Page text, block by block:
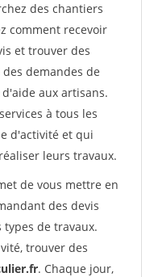
des chantiers
comment recevoir
et trouver des
demandes de
aux artisans.
à tous les
d'activité et qui
leurs travaux.
de vous mettre en
des devis
de travaux.
trouver des
. Chaque jour,